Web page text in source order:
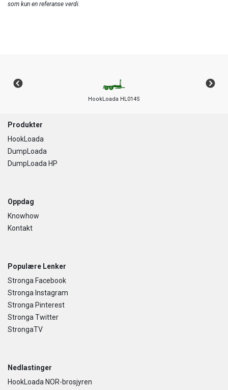
som kun en referanse verdi.
HookLoada HL014S
Footer
Produkter
HookLoada
DumpLoada
DumpLoada HP
Oppdag
Knowhow
Kontakt
Populære Lenker
Stronga Facebook
Stronga Instagram
Stronga Pinterest
Stronga Twitter
StrongaTV
Nedlastinger
HookLoada NOR-brosjyren